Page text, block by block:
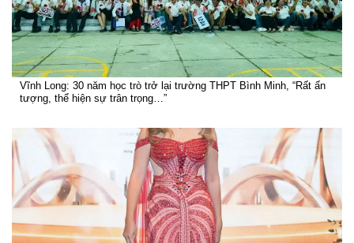
Vĩnh Long: 30 năm học trò trở lại trường THPT Bình Minh, “Rất ấn
tượng, thể hiện sự trân trọng…”